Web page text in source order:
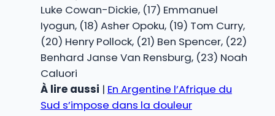
Luke Cowan-Dickie, (17) Emmanuel
Iyogun, (18) Asher Opoku, (19) Tom Curry,
(20) Henry Pollock, (21) Ben Spencer, (22)
Benhard Janse Van Rensburg, (23) Noah
Caluori
À lire aussi | En Argentine l’Afrique du
Sud s’impose dans la douleur